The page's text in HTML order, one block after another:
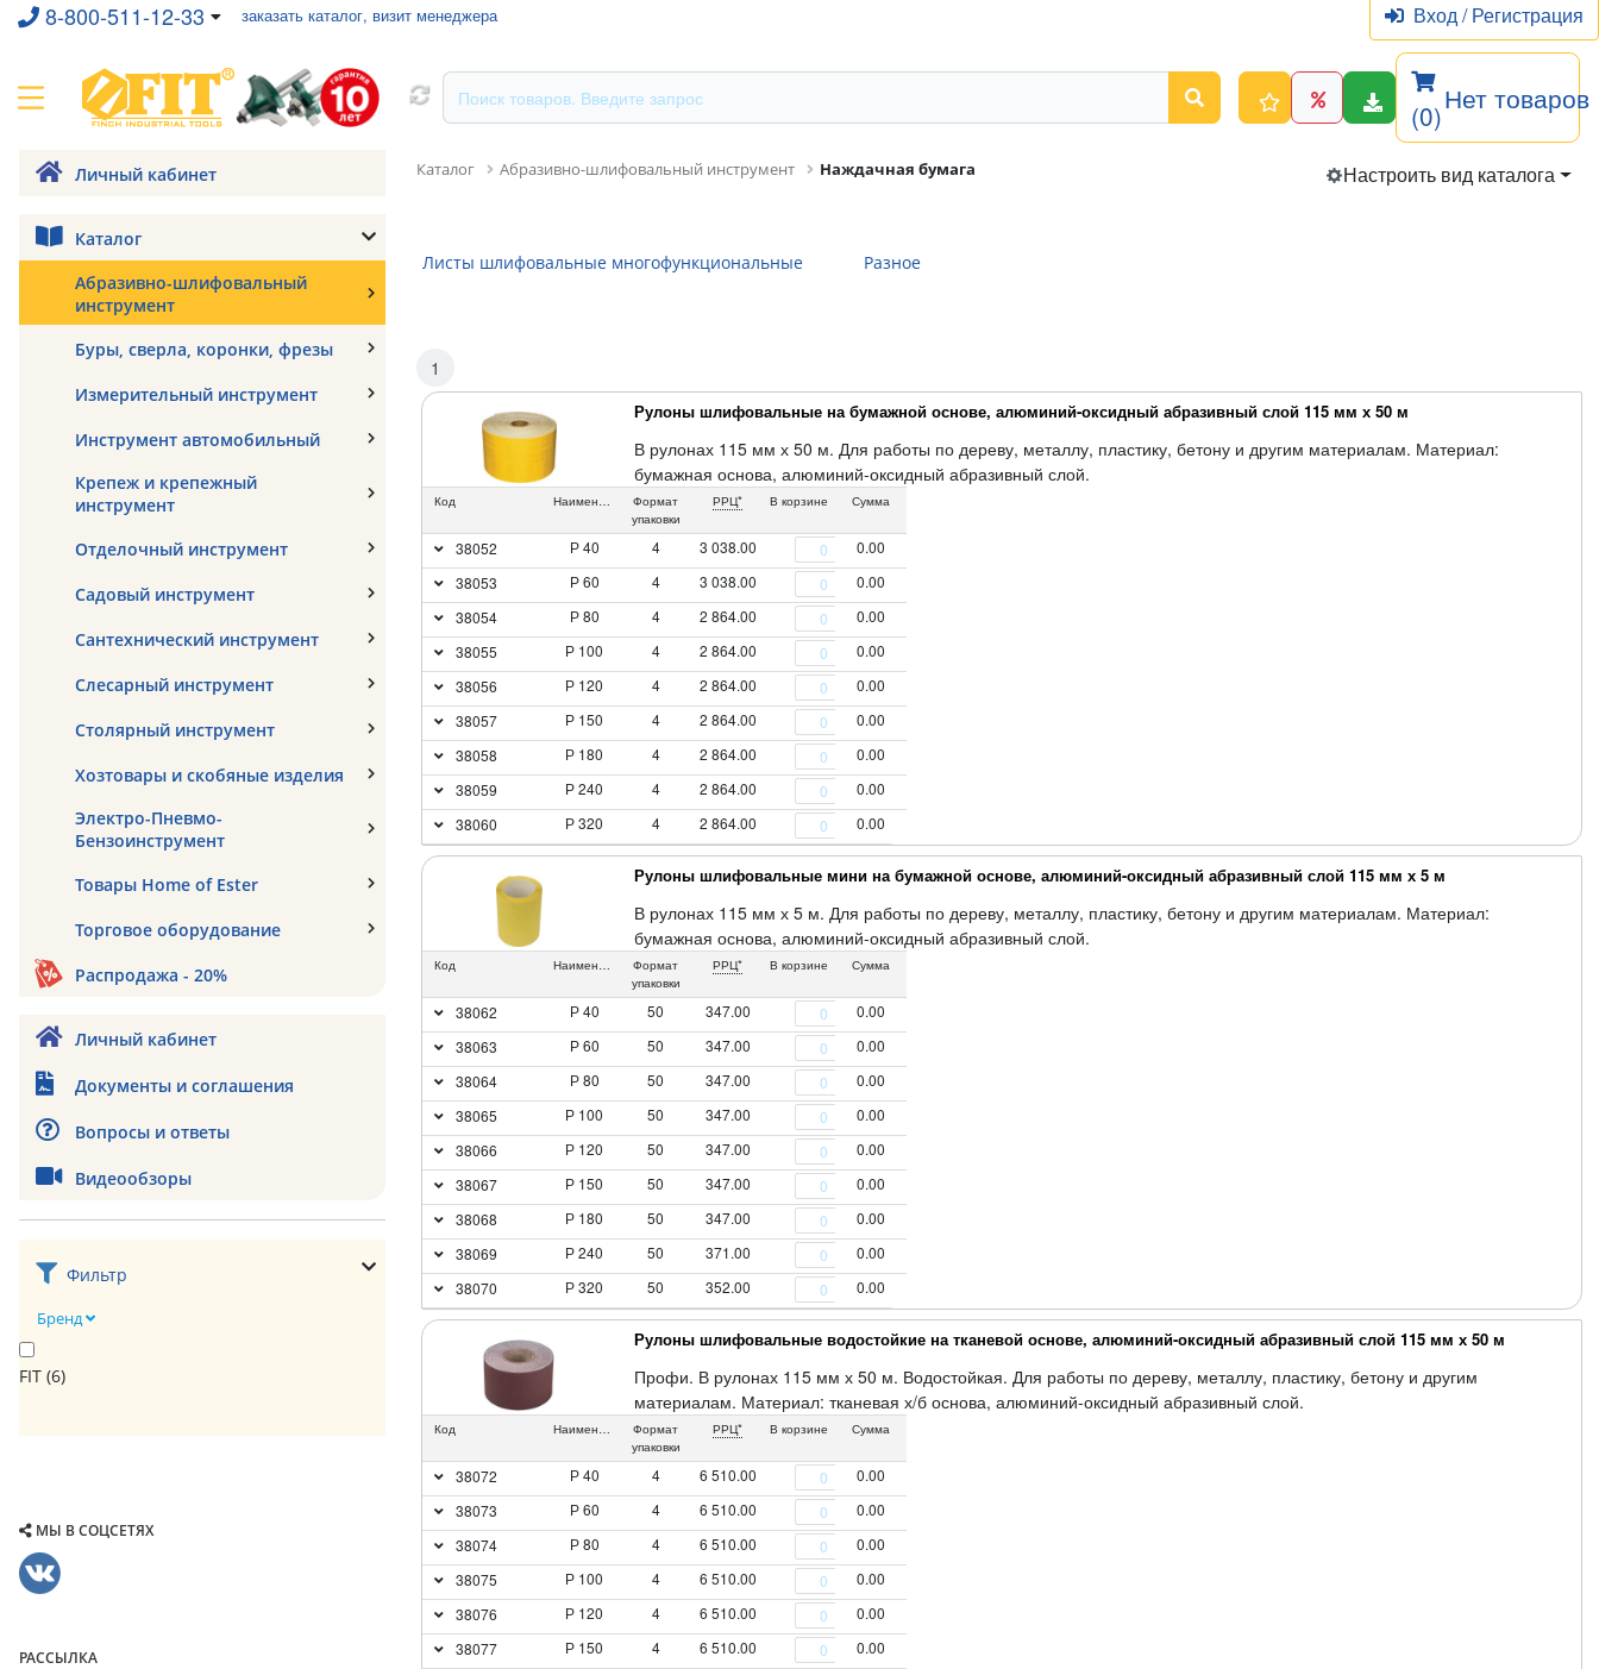
8-800-511-12-33 заказать каталог, визит менеджера Вход/Регистрация
(0)Нет товаров
Личный кабинет
Каталог
Абразивно-шлифовальный
инструмент
Буры, сверла, коронки, фрезы
Измерительный инструмент
Инструмент автомобильный
Крепеж и крепежный
инструмент
Отделочный инструмент
Садовый инструмент
Сантехнический инструмент
Слесарный инструмент
Столярный инструмент
Хозтовары и скобяные изделия
Электро-Пневмо-
Бензоинструмент
Товары Home of Ester
Торговое оборудование
Распродажа - 20%
Личный кабинет
Документы и соглашения
Вопросы и ответы
Видеообзоры
Фильтр
Бренд
FIT (6)
МЫ В СОЦСЕТЯХ
РАССЫЛКА
Каталог Абразивно-шлифовальный инструмент Наждачная бумага Настроить вид каталога
Листы шлифовальные многофункциональные Разное
1
Рулоны шлифовальные на бумажной основе, алюминий-оксидный абразивный слой 115 мм х 50 м
В рулонах 115 мм х 50 м. Для работы по дереву, металлу, пластику, бетону и другим материалам. Материал:
бумажная основа, алюминий-оксидный абразивный слой.
Код Наименование
Формат
упаковки
РРЦ* В корзине Сумма
38052 Р 40 4 3 038.00
0.00
38053
Р 60 4 3 038.00
0.00
38054
Р 80 4 2 864.00
0.00
38055
Р 100 4 2 864.00
0.00
38056
Р 120 4 2 864.00
0.00
38057
Р 150 4 2 864.00
0.00
38058
Р 180 4 2 864.00
0.00
38059
Р 240 4 2 864.00
0.00
38060
Р 320 4 2 864.00 0.00
Рулоны шлифовальные мини на бумажной основе, алюминий-оксидный абразивный слой 115 мм х 5 м
В рулонах 115 мм х 5 м. Для работы по дереву, металлу, пластику, бетону и другим материалам. Материал:
бумажная основа, алюминий-оксидный абразивный слой.
Код Наименование
Формат
упаковки
РРЦ* В корзине Сумма
38062 Р 40 50 347.00
0.00
38063
Р 60 50 347.00
0.00
38064
Р 80 50 347.00
0.00
38065
Р 100 50 347.00
0.00
38066
Р 120 50 347.00
0.00
38067
Р 150 50 347.00
0.00
38068
Р 180 50 347.00
0.00
38069
Р 240 50 371.00
0.00
38070
Р 320 50 352.00 0.00
Рулоны шлифовальные водостойкие на тканевой основе, алюминий-оксидный абразивный слой 115 мм х 50 м
Профи. В рулонах 115 мм х 50 м. Водостойкая. Для работы по дереву, металлу, пластику, бетону и другим
материалам. Материал: тканевая х/б основа, алюминий-оксидный абразивный слой.
Код Наименование
Формат
упаковки
РРЦ* В корзине Сумма
38072 Р 40 4 6 510.00
0.00
38073
Р 60 4 6 510.00
0.00
38074
Р 80 4 6 510.00
0.00
38075
Р 100 4 6 510.00
0.00
38076
Р 120 4 6 510.00
0.00
38077
Р 150 4 6 510.00
0.00